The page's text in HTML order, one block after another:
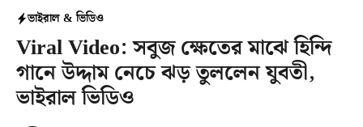
ভাইরাল & ভিডিও
Viral Video: সবুজ ক্ষেতের মাঝে হিন্দি
গানে উদ্দাম নেচে ঝড় তুললেন যুবতী,
ভাইরাল ভিডিও